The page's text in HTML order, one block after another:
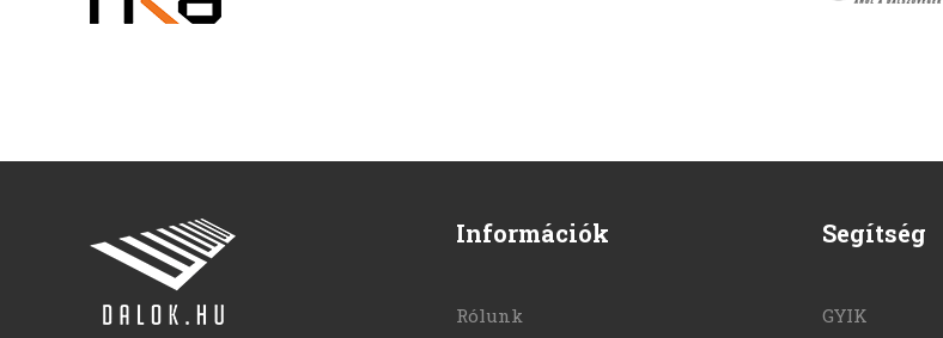
Információk
Rólunk
Segítség
GYIK